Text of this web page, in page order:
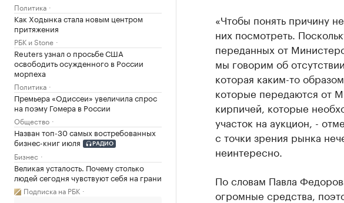
Политика
Как Ходынка стала новым центром
притяжения
РБК и Stone
Reuters узнал о просьбе США
освободить осужденного в России
морпеха
Политика
Премьера «Одиссеи» увеличила спрос
на поэму Гомера в России
Общество
Назван топ-30 самых востребованных
бизнес-книг июля
РАДИО
Бизнес
Великая усталость. Почему столько
людей сегодня чувствуют себя на грани
Подписка на РБК
«Чтобы понять причину
них посмотреть.
переданных от
мы говорим об
которая каким-то
которые передаются от
кирпичей, которые
участок на аукцион, -
с точки зрения рынка
неинтересно.
По словам Павла
огромные средства,